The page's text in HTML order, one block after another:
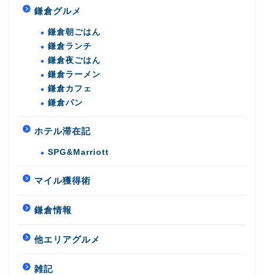
鎌倉グルメ
鎌倉朝ごはん
鎌倉ランチ
鎌倉夜ごはん
鎌倉ラーメン
鎌倉カフェ
鎌倉パン
ホテル滞在記
SPG&Marriott
マイル獲得術
鎌倉情報
他エリアグルメ
雑記